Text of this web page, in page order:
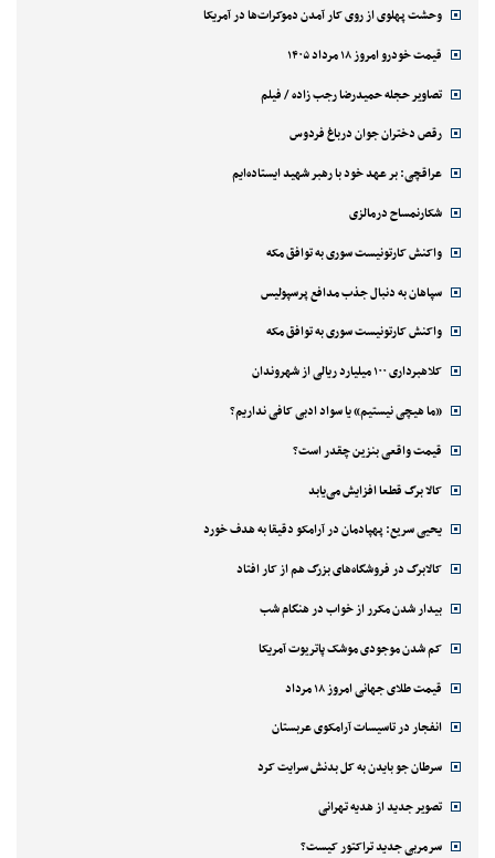
وحشت پهلوی از روی کار آمدن دموکرات‌ها در آمریکا
قیمت خودرو امروز ۱۸ مرداد ۱۴۰۵
تصاویر حجله حمیدرضا رجب زاده / فیلم
رقص دختران جوان درباغ فردوس
عراقچی: بر عهد خود با رهبر شهید ایستاده‌ایم
شکارنمساح درمالزی
واکنش کارتونیست سوری به توافق مکه
سپاهان به دنبال جذب مدافع پرسپولیس
واکنش کارتونیست سوری به توافق مکه
کلاهبرداری ۱۰۰ میلیارد ریالی از شهروندان
«ما هیچی نیستیم» یا سواد ادبی کافی نداریم؟
قیمت واقعی بنزین چقدر است؟
کالا برگ قطعا افزایش می‌یابد
یحیی سریع: پهپادمان در آرامکو دقیقا به هدف خورد
کالابرگ در فروشگاه‌های بزرگ هم از کار افتاد
بیدار شدن مکرر از خواب در هنگام شب
کم شدن موجودی موشک پاتریوت آمریکا
قیمت طلای جهانی امروز ۱۸ مرداد
انفجار در تاسیسات آرامکوی عربستان
سرطان جو بایدن به کل بدنش سرایت کرد
تصویر جدید از هدیه تهرانی
سرمربی جدید تراکتور کیست؟